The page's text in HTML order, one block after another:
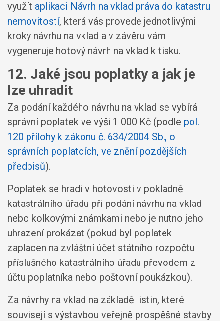
využít aplikaci Návrh na vklad práva do katastru
nemovitostí, která vás provede jednotlivými
kroky návrhu na vklad a v závěru vám
vygeneruje hotový návrh na vklad k tisku.
12. Jaké jsou poplatky a jak je
lze uhradit
Za podání každého návrhu na vklad se vybírá
správní poplatek ve výši 1 000 Kč (podle pol.
120 přílohy k zákonu č. 634/2004 Sb., o
správních poplatcích, ve znění pozdějších
předpisů).
Poplatek se hradí v hotovosti v pokladně
katastrálního úřadu při podání návrhu na vklad
nebo kolkovými známkami nebo je nutno jeho
uhrazení prokázat (pokud byl poplatek
zaplacen na zvláštní účet státního rozpočtu
příslušného katastrálního úřadu převodem z
účtu poplatníka nebo poštovní poukázkou).
Za návrhy na vklad na základě listin, které
souvisejí s výstavbou veřejně prospěšné stavby